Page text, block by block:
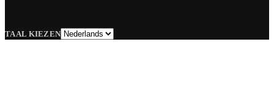
TAAL KIEZENTaal